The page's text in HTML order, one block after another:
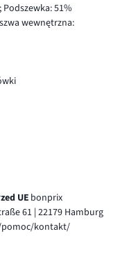
51%
wewnętrzna:
UE bonprix
61 | 22179 Hamburg
pomoc/kontakt/